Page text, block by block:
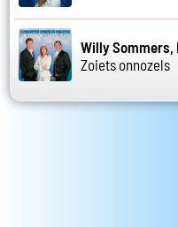
Willy Sommers,
Zoiets onnozels